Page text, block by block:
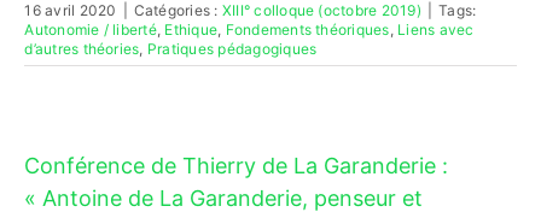
16 avril 2020 Catégories : XIII° colloque (octobre 2019)
Tags:
Autonomie / liberté, Ethique, Fondements théoriques, Liens avec
d’autres théories, Pratiques pédagogiques
Conférence de Thierry de La Garanderie :
« Antoine de La Garanderie, penseur et